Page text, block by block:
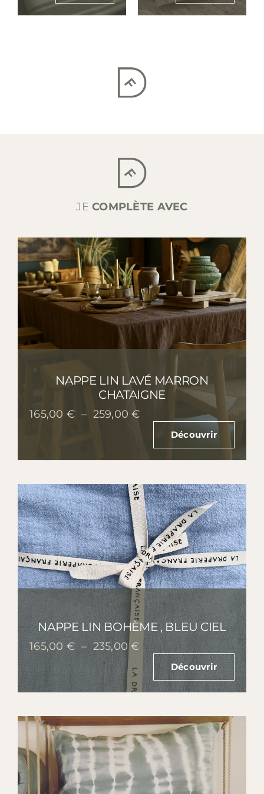
JECOMPLÈTE AVEC
NAPPE LIN LAVÉ MARRON
CHATAIGNE
165,00 € – 259,00€Plage
259,00 €
Découvrir
NAPPE LIN BOHÈME , BLEU CIEL
165,00 € – 235,00€Plage
de
prix :
165,00 €
235,00 €
Découvrir